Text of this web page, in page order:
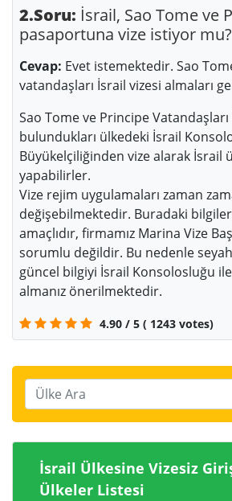
2.Soru: İsrail, Sao Tome ve
pasaportuna vize istiyor mu?
Cevap: Evet istemektedir. Sao
vatandaşları İsrail vizesi almaları
Sao Tome ve Principe
bulundukları ülkedeki İsrail
Büyükelçiliğinden vize alarak İsrail
yapabilirler.
Vize rejim uygulamaları zaman
değişebilmektedir. Buradaki
amaçlıdır, firmamız Marina Vize
sorumlu değildir. Bu nedenle
güncel bilgiyi İsrail Konsolosluğu
almanız önerilmektedir.
4.90 / 5 ( 1243 votes)
Ülke Ara
İsrail Ülkesine Vizesiz Giriş Yapan
Ülkeler Listesi